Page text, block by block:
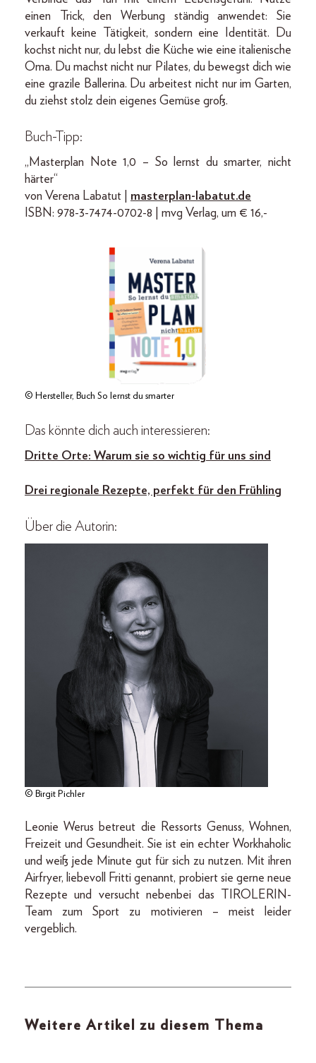
einen Trick, den Werbung ständig anwendet: Sie
verkauft keine Tätigkeit, sondern eine Identität. Du
kochst nicht nur, du lebst die Küche wie eine italienische
Oma. Du machst nicht nur Pilates, du bewegst dich wie
eine grazile Ballerina. Du arbeitest nicht nur im Garten,
du ziehst stolz dein eigenes Gemüse groß.
Buch-Tipp:
„Masterplan Note 1,0 – So lernst du smarter, nicht
härter“
von Verena Labatut | masterplan-labatut.de
ISBN: 978-3-7474-0702-8 | mvg Verlag, um € 16,-
© Hersteller, Buch So lernst du smarter
Das könnte dich auch interessieren:
Dritte Orte: Warum sie so wichtig für uns sind
Drei regionale Rezepte, perfekt für den Frühling
Über die Autorin:
© Birgit Pichler
Leonie Werus betreut die Ressorts Genuss, Wohnen,
Freizeit und Gesundheit. Sie ist ein echter Workhaholic
und weiß jede Minute gut für sich zu nutzen. Mit ihren
Airfryer, liebevoll Fritti genannt, probiert sie gerne neue
Rezepte und versucht nebenbei das TIROLERIN-
Team zum Sport zu motivieren – meist leider
vergeblich.
Weitere Artikel zu diesem Thema